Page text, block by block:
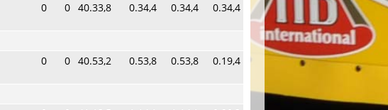
0 0 40.33,8 0.34,4 0.34,4 0.34,4
0 0 40.53,2 0.53,8 0.53,8 0.19,4